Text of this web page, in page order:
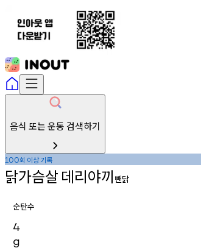
음식 또는 운동 검색하기
100회 이상기록
닭가슴살 데리야끼 뺀닭
순탄수
4
g